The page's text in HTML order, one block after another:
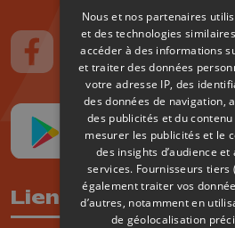
Suivez-nous sur FaceBook
Suivez-nous sur
Suivez-
Liens utiles
Nous et nos partenaires
et des technologies
accéder à des informations
et traiter des données
votre adresse IP, des
des données de navigation,
des publicités et du
mesurer les publicités et le
des insights d’audience
services. Fournisseurs tiers
également traiter vos
d’autres, notamment en
de géolocalisation